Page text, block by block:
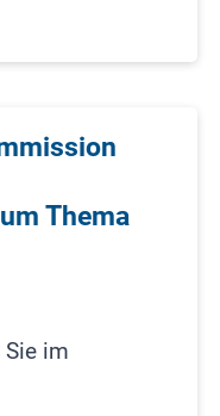
Thema
Sie im